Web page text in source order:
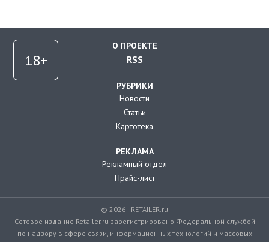
О ПРОЕКТЕ
RSS
РУБРИКИ
Новости
Статьи
Картотека
РЕКЛАМА
Рекламный отдел
Прайс-лист
© 2026 - RETAILER.ru
Сетевое издание Retailer.ru зарегистрировано Федеральной службой
по надзору в сфере связи, информационных технологий и массовых